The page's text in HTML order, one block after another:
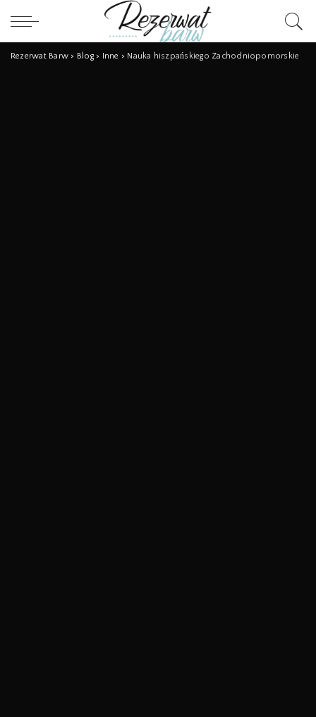
Rezerwat Barw > Blog> Inne > Nauka hiszpańskiego Zachodniopomorskie